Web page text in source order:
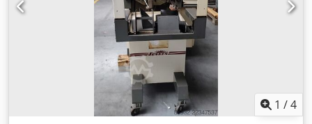
1 /4